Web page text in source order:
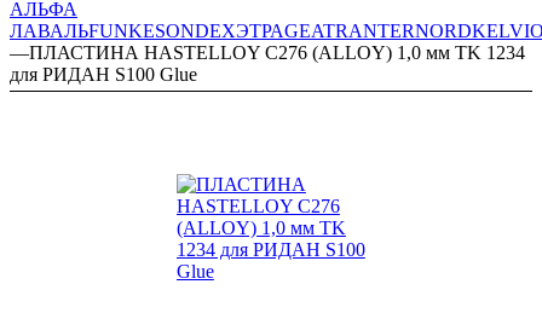
АЛЬФА
ЛАВАЛЬFUNKESONDEXЭТРАGEATRANTERNORD
—ПЛАСТИНА HASTELLOY C276 (ALLOY) 1,0 мм TK 1234
для РИДАН S100 Glue